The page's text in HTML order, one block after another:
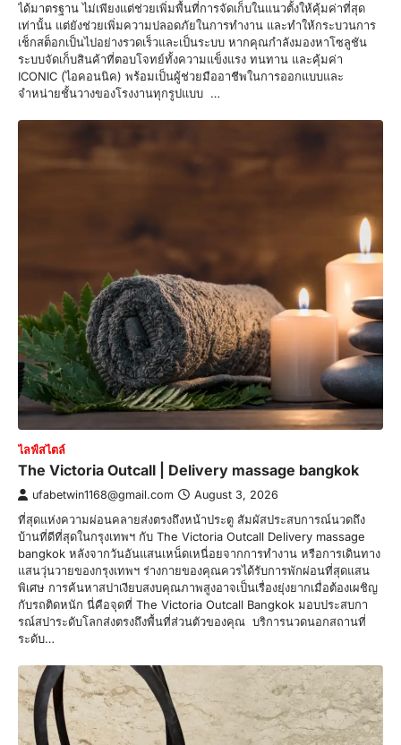
ได้มาตรฐาน ไม่เพียงแต่ช่วยเพิ่มพื้นที่การจัดเก็บในแนวตั้งให้คุ้มค่าที่สุด
เท่านั้น แต่ยังช่วยเพิ่มความปลอดภัยในการทำงาน และทำให้กระบวนการ
เช็กสต็อกเป็นไปอย่างรวดเร็วและเป็นระบบ หากคุณกำลังมองหาโซลูชัน
ระบบจัดเก็บสินค้าที่ตอบโจทย์ทั้งความแข็งแรง ทนทาน และคุ้มค่า
ICONIC (ไอคอนนิค) พร้อมเป็นผู้ช่วยมืออาชีพในการออกแบบและ
จำหน่ายชั้นวางของโรงงานทุกรูปแบบ …
ไลฟ์สไตล์
The Victoria Outcall | Delivery massage bangkok
ufabetwin1168@gmail.com August 3, 2026
ที่สุดแห่งความผ่อนคลายส่งตรงถึงหน้าประตู สัมผัสประสบการณ์นวดถึง
บ้านที่ดีที่สุดในกรุงเทพฯ กับ The Victoria Outcall Delivery massage
bangkok หลังจากวันอันแสนเหน็ดเหนื่อยจากการทำงาน หรือการเดินทาง
แสนวุ่นวายของกรุงเทพฯ ร่างกายของคุณควรได้รับการพักผ่อนที่สุดแสน
พิเศษ การค้นหาสปาเงียบสงบคุณภาพสูงอาจเป็นเรื่องยุ่งยากเมื่อต้องเผชิญ
กับรถติดหนัก นี่คือจุดที่ The Victoria Outcall Bangkok มอบประสบกา
รณ์สปาระดับโลกส่งตรงถึงพื้นที่ส่วนตัวของคุณ บริการนวดนอกสถานที่
ระดับ…